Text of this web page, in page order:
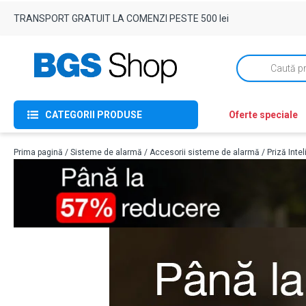
TRANSPORT GRATUIT LA COMENZI PESTE 500 lei
Products
search
CATEGORII PRODUSE Oferte speciale
Prima pagină / Sisteme de alarmă / Accesorii sisteme de alarmă / Priză